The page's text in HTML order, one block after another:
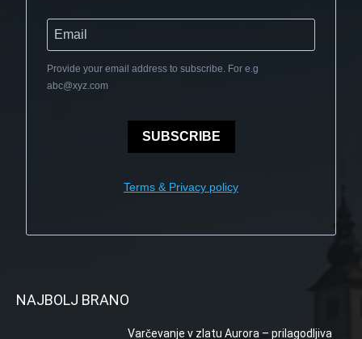
Provide your email address to subscribe. For e.g
abc@xyz.com
SUBSCRIBE
Terms & Privacy policy
NAJBOLJ BRANO
Varčevanje v zlatu Aurora – prilagodljiva